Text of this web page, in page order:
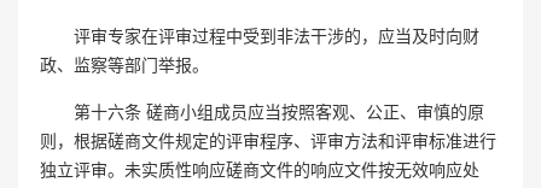
评审专家在评审过程中受到非法干涉的，应当及时向财
政、监察等部门举报。
第十六条 磋商小组成员应当按照客观、公正、审慎的原
则，根据磋商文件规定的评审程序、评审方法和评审标准进行
独立评审。未实质性响应磋商文件的响应文件按无效响应处